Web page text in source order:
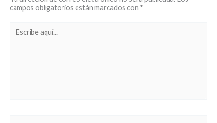
campos obligatorios están marcados con *
aquí...